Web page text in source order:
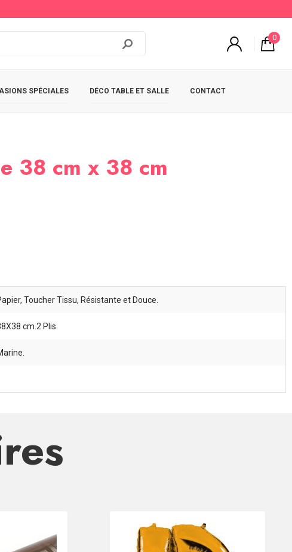
0
SPÉCIALES DÉCO TABLE ET SALLE CONTACT
38 cm x 38 cm
Toucher Tissu, Résistante et Douce.
cm.2 Plis.